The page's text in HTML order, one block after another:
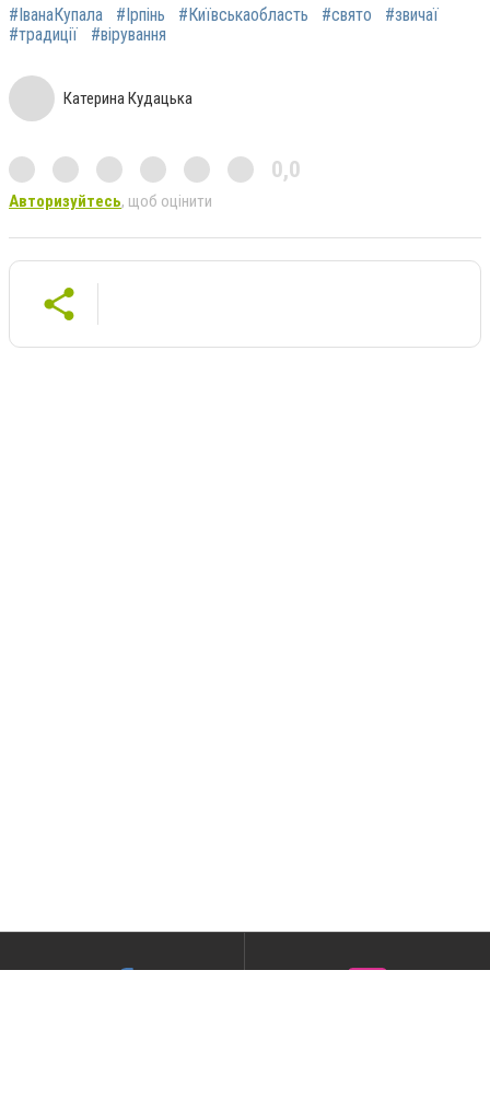
#ІванаКупала
#Ірпінь #Київськаобласть #свято
#звичаї
#традиції
#вірування
Катерина Кудацька
0,0
Авторизуйтесь, щоб оцінити